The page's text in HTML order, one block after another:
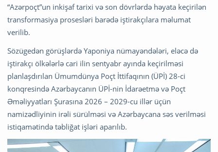
“Azərpoçt”un inkişaf tarixi və son dövrlərdə həyata keçirilən
transformasiya prosesləri barədə iştirakçılara məlumat
verilib.
Sözügedən görüşlərdə Yaponiya nümayəndələri, eləcə də
iştirakçı ölkələrlə cari ilin sentyabr ayında keçirilməsi
planlaşdırılan Ümumdünya Poçt İttifaqının (ÜPİ) 28-ci
konqresində Azərbaycanın ÜPİ-nin İdarəetmə və Poçt
Əməliyyatları Şurasına 2026 – 2029-cu illər üçün
namizədliyinin irəli sürülməsi və Azərbaycana səs verilməsi
istiqamətində təbliğat işləri aparılıb.